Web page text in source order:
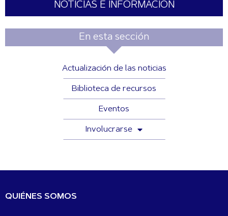
NOTICIAS E INFORMACION
En esta sección
Actualización de las noticias
Biblioteca de recursos
Eventos
Involucrarse
QUIÉNES SOMOS